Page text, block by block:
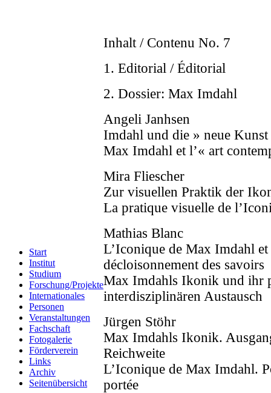
Start
Institut
Studium
Forschung/Projekte
Internationales
Personen
Veranstaltungen
Fachschaft
Fotogalerie
Förderverein
Links
Archiv
Seitenübersicht
Inhalt / Contenu No. 7
1. Editorial / Éditorial
2. Dossier: Max Imdahl
Angeli Janhsen
Imdahl und die » neue Kunst
Max Imdahl et l’« art
Mira Fliescher
Zur visuellen Praktik der
La pratique visuelle de
Mathias Blanc
L’Iconique de Max Imdahl
décloisonnement des savoirs
Max Imdahls Ikonik und ihr
interdisziplinären Austausch
Jürgen Stöhr
Max Imdahls Ikonik.
Reichweite
L’Iconique de Max Imdahl.
portée